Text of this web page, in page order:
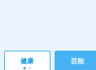
健康 芸能